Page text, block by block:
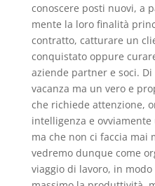
conoscere posti nuovi, a
mente la loro finalità
contratto, catturare un
conquistato oppure
aziende partner e soci.
vacanza ma un vero e
che richiede attenzione,
intelligenza e
ma che non ci faccia mai
vedremo dunque come
viaggio di lavoro, in